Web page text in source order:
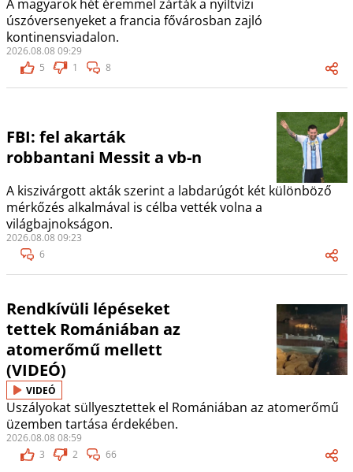
A magyarok hét éremmel zárták a nyíltvízi
úszóversenyeket a francia fővárosban zajló
kontinensviadalon.
2026.08.08 09:29
5
1 8
FBI: fel akarták
robbantani Messit a vb-n
A kiszivárgott akták szerint a labdarúgót két különböző
mérkőzés alkalmával is célba vették volna a
világbajnokságon.
2026.08.08 09:23
6
Rendkívüli lépéseket
tettek Romániában az
atomerőmű mellett
(VIDEÓ)
VIDEÓ
Uszályokat süllyesztettek el Romániában az atomerőmű
üzemben tartása érdekében.
2026.08.08 08:59
3
2 66